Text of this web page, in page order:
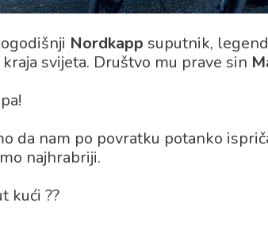
Nordkapp suputnik,
svijeta. Društvo mu prave sin
da nam po povratku potanko
najhrabriji.
kući ??